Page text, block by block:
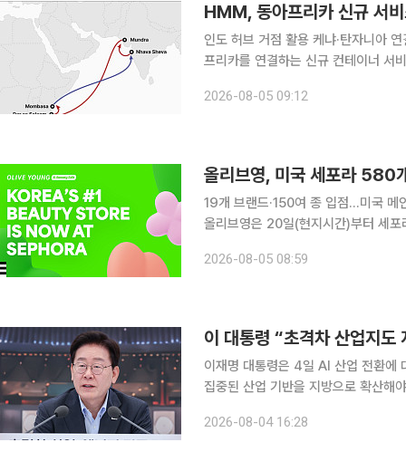
HMM, 동아프리카 신규 서
인도 허브 거점 활용 케냐·탄자니아 연결허브앤스포
프리카를 연결하는 신규 컨테이너
브로 활용해 탄자니아 다르에스살람
2026-08-05 09:12
올리브영, 미국 세포라 580
19개 브랜드·150여 종 입점…미국 메
올리브영은 20일(현지시간)부터 세
세포라가 지난 1월 체결한 파트너십의
2026-08-05 08:59
이 대통령 “초격차 산업지
이재명 대통령은 4일 AI 산업 전환에
집중된 산업 기반을 지방으로 확산해
에너지부·기상청·원자력안전위원회
2026-08-04 16:28